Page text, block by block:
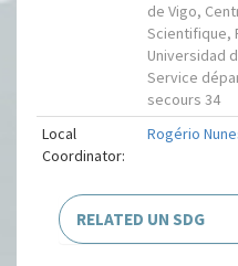
de Vigo,
Scientifique,
Universidad
Service
secours 34
Local
Coordinator:
Rogério
RELATED UN SDG